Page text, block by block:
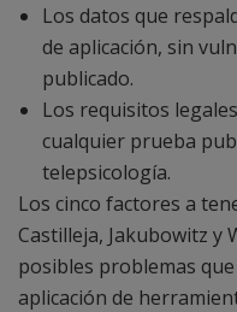
Los datos que
de aplicación, sin
publicado.
Los requisitos
cualquier prueba
telepsicología.
Los cinco factores a
Castilleja, Jakubowitz y
posibles problemas
aplicación de